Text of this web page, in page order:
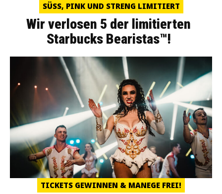
SÜSS, PINK UND STRENG LIMITIERT
Wir verlosen 5 der limitierten
Starbucks Bearistas™!
TICKETS GEWINNEN & MANEGE FREI!